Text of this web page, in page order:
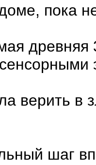
пока
верить
шаг